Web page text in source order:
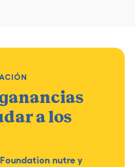
ganancias
a los
Foundation nutre y